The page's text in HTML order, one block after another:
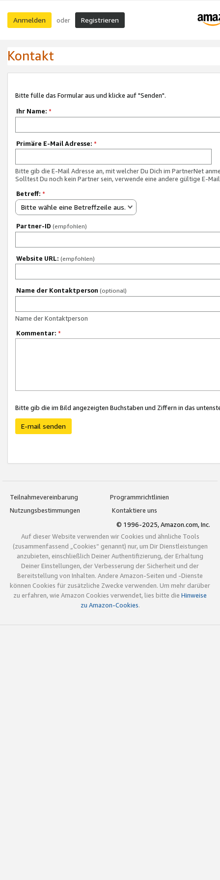
Anmelden oder Registrieren
Kontakt
Bitte fülle das Formular aus und klicke auf "Senden".
Ihr Name: *
Primäre E-Mail Adresse: *
Bitte gib die E-Mail Adresse an, mit welcher Du Dich im PartnerNet
Solltest Du noch kein Partner sein, verwende eine andere gültige E-
Betreff: *
Bitte wähle eine Betreffzeile aus.
Partner-ID (empfohlen)
Website URL: (empfohlen)
Name der Kontaktperson (optional)
Name der Kontaktperson
Kommentar: *
Bitte gib die im Bild angezeigten Buchstaben und Ziffern in das
E-mail senden
Teilnahmevereinbarung
Programmrichtlinien
Nutzungsbestimmungen
Kontaktiere uns
© 1996-2025, Amazon.com, Inc.
Auf dieser Website verwenden wir Cookies und ähnliche Tools
(zusammenfassend „Cookies“ genannt) nur, um Dir Dienstleistungen
anzubieten, einschließlich Deiner Authentifizierung, der Erhaltung
Deiner Einstellungen, der Verbesserung der Sicherheit und der
Bereitstellung von Inhalten. Andere Amazon-Seiten und -Dienste
können Cookies für zusätzliche Zwecke verwenden. Um mehr darüber
zu erfahren, wie Amazon Cookies verwendet, lies bitte die Hinweise
zu Amazon-Cookies.